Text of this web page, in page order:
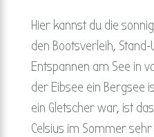
Hier kannst du die
den Bootsverleih,
Entspannen am See in
der Eibsee ein Bergsee
ein Gletscher war, ist
Celsius im Sommer